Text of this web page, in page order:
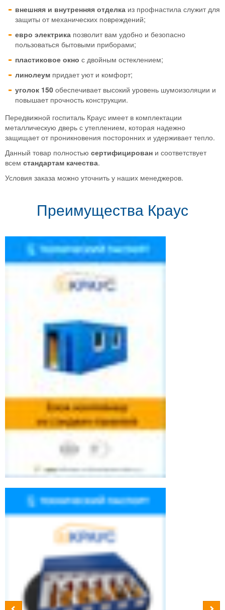
внешняя и внутренняя отделка из профнастила служит для
защиты от механических повреждений;
евро электрика позволит вам удобно и безопасно
пользоваться бытовыми приборами;
пластиковое окно с двойным остеклением;
линолеум придает уют и комфорт;
уголок 150 обеспечивает высокий уровень шумоизоляции и
повышает прочность конструкции.
Передвижной госпиталь Краус имеет в комплектации
металлическую дверь с утеплением, которая надежно
защищает от проникновения посторонних и удерживает тепло.
Данный товар полностью сертифицирован и соответствует
всем стандартам качества.
Условия заказа можно уточнить у наших менеджеров.
Преимущества Краус